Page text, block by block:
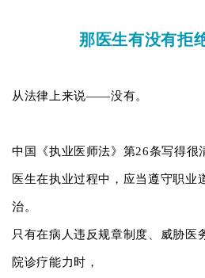
那医生有没有拒
从法律上来说——没有。
中国《执业医师法》第26条写得很
医生在执业过程中，应当遵守职业
治。
只有在病人违反规章制度、威胁医
院诊疗能力时，